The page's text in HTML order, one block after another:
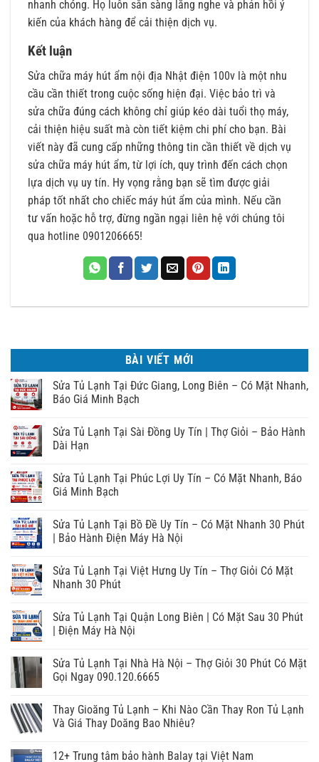
nhanh chóng. Họ luôn sẵn sàng lắng nghe và phản hồi ý
kiến của khách hàng để cải thiện dịch vụ.
Kết luận
Sửa chữa máy hút ẩm nội địa Nhật điện 100v là một nhu
cầu cần thiết trong cuộc sống hiện đại. Việc bảo trì và
sửa chữa đúng cách không chỉ giúp kéo dài tuổi thọ máy,
cải thiện hiệu suất mà còn tiết kiệm chi phí cho bạn. Bài
viết này đã cung cấp những thông tin cần thiết về dịch vụ
sửa chữa máy hút ẩm, từ lợi ích, quy trình đến cách chọn
lựa dịch vụ uy tín. Hy vọng rằng bạn sẽ tìm được giải
pháp tốt nhất cho chiếc máy hút ẩm của mình. Nếu cần
tư vấn hoặc hỗ trợ, đừng ngần ngại liên hệ với chúng tôi
qua hotline 0901206665!
BÀI VIẾT MỚI
Sửa Tủ Lạnh Tại Đức Giang, Long Biên – Có Mặt Nhanh,
Báo Giá Minh Bạch
Sửa Tủ Lạnh Tại Sài Đồng Uy Tín | Thợ Giỏi – Bảo Hành
Dài Hạn
Sửa Tủ Lạnh Tại Phúc Lợi Uy Tín – Có Mặt Nhanh, Báo
Giá Minh Bạch
Sửa Tủ Lạnh Tại Bồ Đề Uy Tín – Có Mặt Nhanh 30 Phút
| Bảo Hành Điện Máy Hà Nội
Sửa Tủ Lạnh Tại Việt Hưng Uy Tín – Thợ Giỏi Có Mặt
Nhanh 30 Phút
Sửa Tủ Lạnh Tại Quận Long Biên | Có Mặt Sau 30 Phút
| Điện Máy Hà Nội
Sửa Tủ Lạnh Tại Nhà Hà Nội – Thợ Giỏi 30 Phút Có Mặt
Gọi Ngay 090.120.6665
Thay Gioăng Tủ Lạnh – Khi Nào Cần Thay Ron Tủ Lạnh
Và Giá Thay Doăng Bao Nhiêu?
12+ Trung tâm bảo hành Balay tại Việt Nam